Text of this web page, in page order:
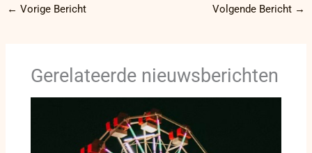
← Vorige Bericht Volgende Bericht →
Gerelateerde nieuwsberichten